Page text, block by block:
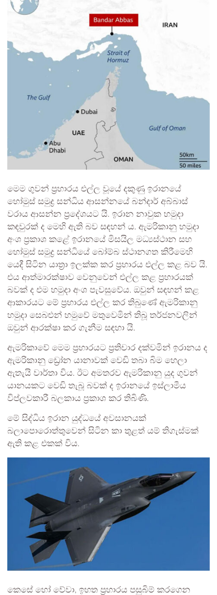
මෙම ගුවන් ප්‍රහාරය එල්ල වූයේ දකුණු ඉරානයේ
හෝමුස් සමුද්‍ර සන්ධිය ආසන්නයේ බන්දාර් අබ්බාස්
වරාය ආසන්න ප්‍රදේශයට යි. ඉරාන නාවුක හමුදා
කඳවුරක් ද මෙහි ඇති බව සඳහන් ය. ඇමරිකානු හමුදා
අංශ ප්‍රකාශ කළේ ඉරානයේ මිසයිල මධ්‍යස්ථාන සහ
හෝමුස් සමුද්‍ර සන්ධියේ බෝම්බ ස්ථානගත කිරීමෙහි
යෙදී සිටින යාත්‍රා ඉලක්ක කර ප්‍රහාරය එල්ල කළ බව යි.
එය ආත්මාරක්ෂාව වෙනුවෙන් එල්ල කළ ප්‍රහාරයක්
බවක් ද එම හමුදා අංශ පැවසුවේය. ඔවුන් සඳහන් කළ
ආකාරයට මේ ප්‍රහාරය එල්ල කර තිබුණේ ඇමරිකානු
හමුදා සෙබළුන් හමුවේ මතුවෙමින් තිබූ තර්ජනවලින්
ඔවුන් ආරක්ෂා කර ගැනීම සඳහා යි.
ඇමරිකාවේ මෙම ප්‍රහාරයට ප්‍රතිචාර දක්වමින් ඉරානය ද
ඇමරිකානු ඩ්‍රෝන යානාවක් වෙඩි තබා බිම හෙලා
ඇතැයි වාර්තා විය. ඊට අමතරව ඇමරිකානු යුද ගුවන්
යානයකට වෙඩි තැබූ බවක් ද ඉරානයේ ඉස්ලාමීය
විප්ලවකාරී බලකාය ප්‍රකාශ කර තිබිණි.
මේ සිද්ධිය ඉරාන යුද්ධයේ අවසානයක්
බලාපොරොත්තුවෙන් සිටින කා තුළත් යම් තිගැස්මක්
ඇති කළ එකක් විය.
කෙසේ හෝ වේවා, ඉහත ප්‍රහාරය පසුබිම් කරගෙන